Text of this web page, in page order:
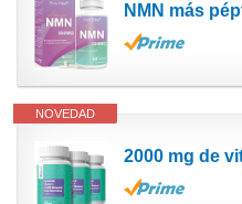
NOVEDAD